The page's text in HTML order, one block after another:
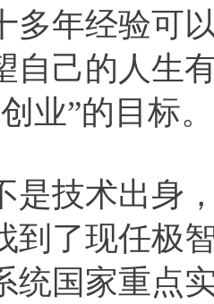
多年经验可
自己的人生
业”的目标。
技术出身，
到了现任极
统国家重点